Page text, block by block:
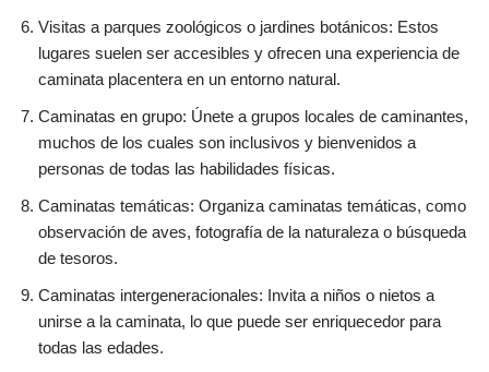
Visitas a parques zoológicos o jardines botánicos: Estos
lugares suelen ser accesibles y ofrecen una experiencia de
caminata placentera en un entorno natural.
Caminatas en grupo: Únete a grupos locales de caminantes,
muchos de los cuales son inclusivos y bienvenidos a
personas de todas las habilidades físicas.
Caminatas temáticas: Organiza caminatas temáticas, como
observación de aves, fotografía de la naturaleza o búsqueda
de tesoros.
Caminatas intergeneracionales: Invita a niños o nietos a
unirse a la caminata, lo que puede ser enriquecedor para
todas las edades.